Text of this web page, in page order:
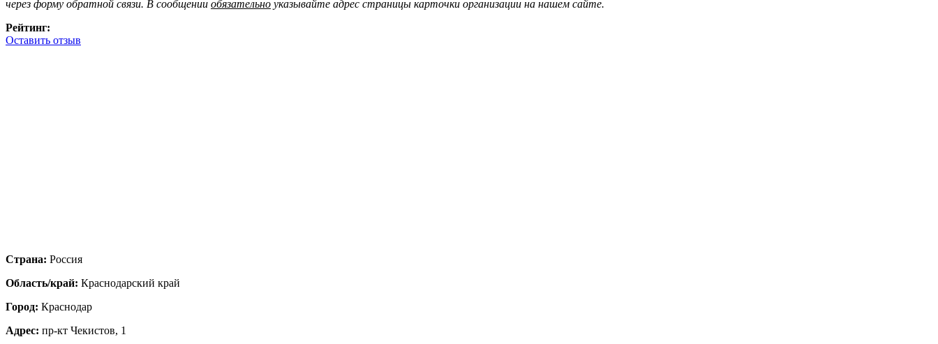
через форму обратной связи. В сообщении обязательно указывайте адрес страницы карточки организации на нашем сайте.
Рейтинг:
Оставить отзыв
Страна: Россия
Область/край: Краснодарский край
Город: Краснодар
Адрес: пр-кт Чекистов, 1